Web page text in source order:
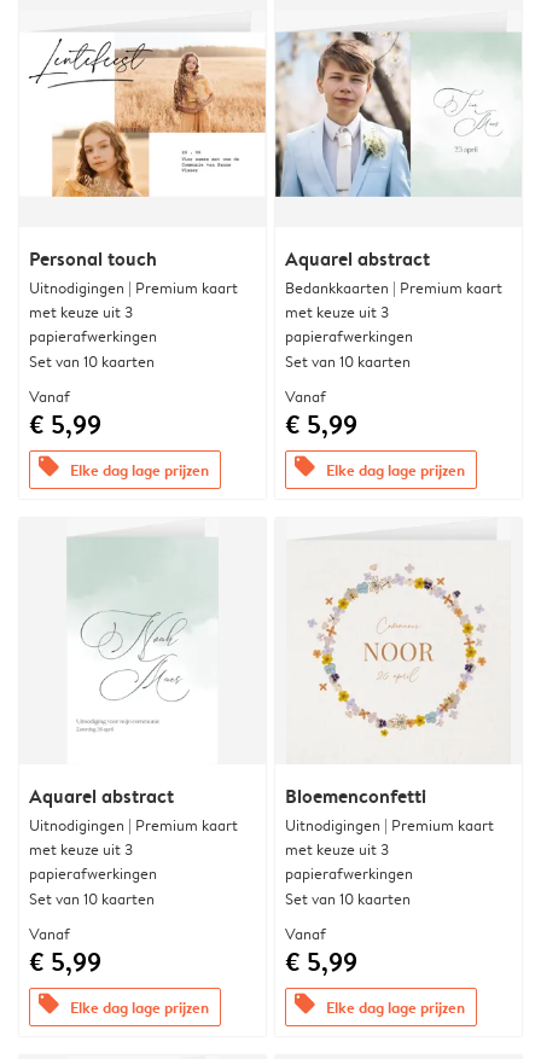
Personal touch
Uitnodigingen | Premium kaart
met keuze uit 3
papierafwerkingen
Set van 10 kaarten
Vanaf
€ 5,99
offers Elke dag lage prijzen
Aquarel abstract
Bedankkaarten | Premium kaart
met keuze uit 3
papierafwerkingen
Set van 10 kaarten
Vanaf
€ 5,99
offers Elke dag lage prijzen
Aquarel abstract
Uitnodigingen | Premium kaart
met keuze uit 3
papierafwerkingen
Set van 10 kaarten
Vanaf
€ 5,99
offers Elke dag lage prijzen
Bloemenconfetti
Uitnodigingen | Premium kaart
met keuze uit 3
papierafwerkingen
Set van 10 kaarten
Vanaf
€ 5,99
offers Elke dag lage prijzen